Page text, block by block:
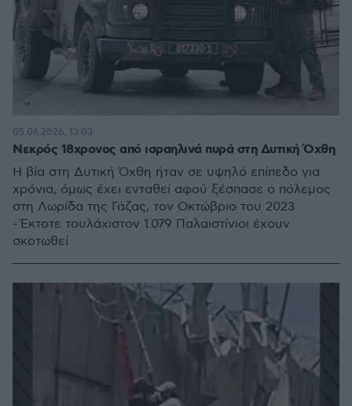
Νεκρός 18χρονος από ισραηλινά πυρά στη Δυτική Όχθη
Η βία στη Δυτική Όχθη ήταν σε υψηλό επίπεδο για
χρόνια, όμως έχει ενταθεί αφού ξέσπασε ο πόλεμος
στη Λωρίδα της Γάζας, τον Οκτώβριο του 2023
- Έκτοτε τουλάχιστον 1.079 Παλαιστίνιοι έχουν
σκοτωθεί
05.06.2026, 13:03